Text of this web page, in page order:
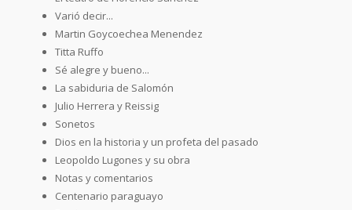
Varió decir...
Martin Goycoechea Menendez
Titta Ruffo
Sé alegre y bueno...
La sabiduria de Salomón
Julio Herrera y Reissig
Sonetos
Dios en la historia y un profeta del pasado
Leopoldo Lugones y su obra
Notas y comentarios
Centenario paraguayo